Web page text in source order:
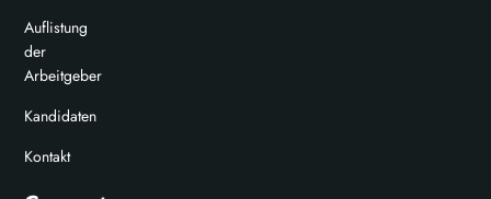
Auflistung
der
Arbeitgeber
Kandidaten
Kontakt